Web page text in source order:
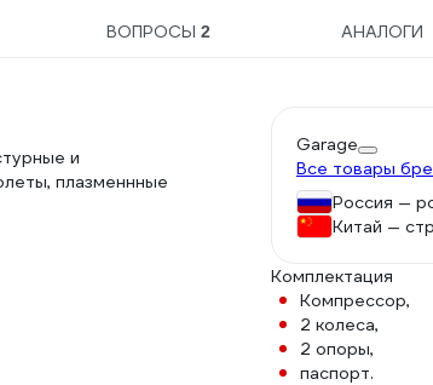
ВОПРОСЫ 2 АНАЛОГИ
и
плазменнные
Garage
Все товары
Россия —
Китай —
Комплектация
Компрессор,
2 колеса,
2 опоры,
паспорт.